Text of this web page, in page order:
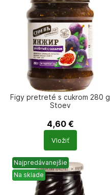
Figy pretreté s cukrom 280 g
Stoev
4,60 €
Počet
produktů
Vložiť
Najpredávanejšie
Na sklade